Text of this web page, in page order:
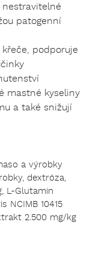
nestravitelné
patogenní
podporuje
mastné kyseliny
a také snižují
a výrobky
dextróza,
L-Glutamin
NCIMB 10415
2.500 mg/kg